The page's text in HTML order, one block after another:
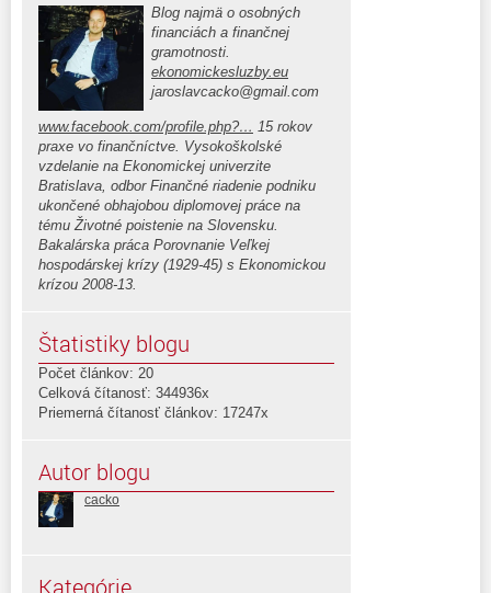
Blog najmä o osobných
financiách a finančnej
gramotnosti.
ekonomickesluzby.eu
jaroslavcacko@gmail.com
www.facebook.com/profile.php?… 15 rokov
praxe vo finančníctve. Vysokoškolské
vzdelanie na Ekonomickej univerzite
Bratislava, odbor Finančné riadenie podniku
ukončené obhajobou diplomovej práce na
tému Životné poistenie na Slovensku.
Bakalárska práca Porovnanie Veľkej
hospodárskej krízy (1929-45) s Ekonomickou
krízou 2008-13.
Štatistiky blogu
Počet článkov: 20
Celková čítanosť: 344936x
Priemerná čítanosť článkov: 17247x
Autor blogu
cacko